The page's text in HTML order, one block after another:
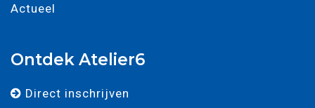
Actueel
Ontdek Atelier6
Direct inschrijven